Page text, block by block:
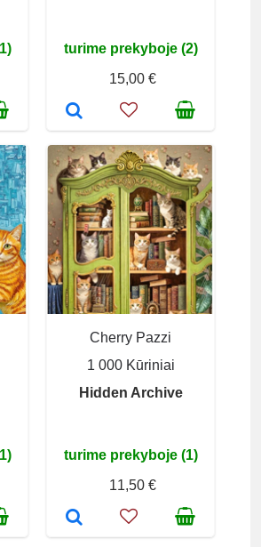
turime prekyboje (2)
15,00 €
Cherry Pazzi
1 000 Kūriniai
Hidden Archive
turime prekyboje (1)
11,50 €